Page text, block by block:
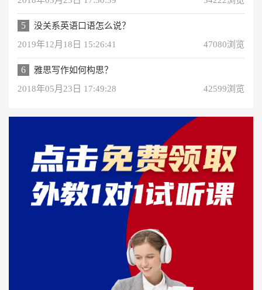
5
没关系英语口语怎么说？
2019年12月18日 15:26:41
47080浏览
6
雅思写作如何构思？
2018年05月23日 17:49:28
42599浏览